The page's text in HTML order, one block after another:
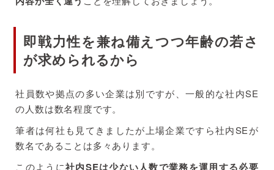
即戦力性を兼ね備えつつ年齢の若さ
が求められるから
社員数や拠点の多い企業は別ですが、一般的な社内SE
の人数は数名程度です。
筆者は何社も見てきましたが上場企業ですら社内SEが
数名であることは多々あります。
このように社内SEは少ない人数で業務を運用する必要